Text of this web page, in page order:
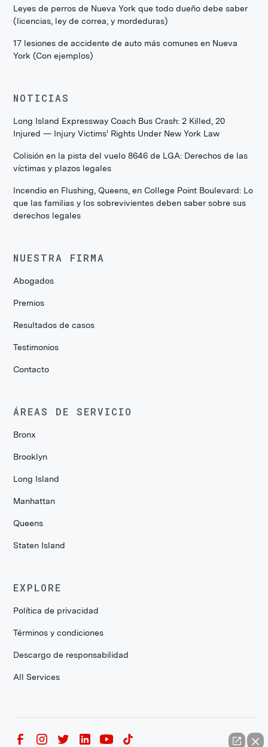
Leyes de perros de Nueva York que todo dueño debe saber
(licencias, ley de correa, y mordeduras)
17 lesiones de accidente de auto más comunes en Nueva
York (Con ejemplos)
NOTICIAS
Long Island Expressway Coach Bus Crash: 2 Killed, 20
Injured — Injury Victims' Rights Under New York Law
Colisión en la pista del vuelo 8646 de LGA: Derechos de las
víctimas y plazos legales
Incendio en Flushing, Queens, en College Point Boulevard: Lo
que las familias y los sobrevivientes deben saber sobre sus
derechos legales
NUESTRA FIRMA
Abogados
Premios
Resultados de casos
Testimonios
Contacto
ÁREAS DE SERVICIO
Bronx
Brooklyn
Long Island
Manhattan
Queens
Staten Island
EXPLORE
Política de privacidad
Términos y condiciones
Descargo de responsabilidad
All Services